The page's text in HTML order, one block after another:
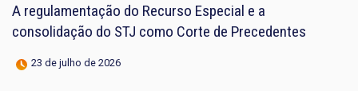
A regulamentação do Recurso Especial e a
consolidação do STJ como Corte de Precedentes
23 de julho de 2026